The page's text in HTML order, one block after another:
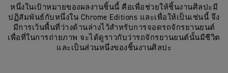
หนึ่งในเป้าหมายของผลงานชิ้นนี้ คือเพื่อช่วยให้ชิ้นงานศิลปะมี
ปฏิสัมพันธ์กับหนึ่งใน Chrome Editions และเพื่อให้เป็นเช่นนี้ จึง
มีการเว้นพื้นที่ว่างด้านล่างไว้สำหรับการจอดรถจักรยานยนต์
เพื่อที่ในการถ่ายภาพ จะได้ดูราวกับว่ารถจักรยานยนต์นั้นมีชีวิต
และเป็นส่วนหนึ่งของชิ้นงานศิลปะ